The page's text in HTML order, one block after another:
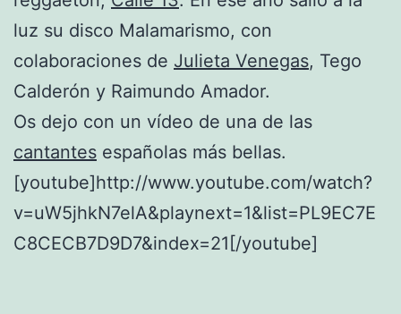
luz su disco Malamarismo, con
colaboraciones de Julieta Venegas, Tego
Calderón y Raimundo Amador.
Os dejo con un vídeo de una de las
cantantes españolas más bellas.
[youtube]http://www.youtube.com/watch?
v=uW5jhkN7elA&playnext=1&list=PL9EC7E
C8CECB7D9D7&index=21[/youtube]